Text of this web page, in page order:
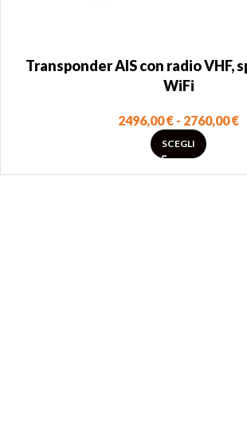
Transponder AIS con radio VHF,
WiFi
2496,00€ - 2760,00€
SCEGLI